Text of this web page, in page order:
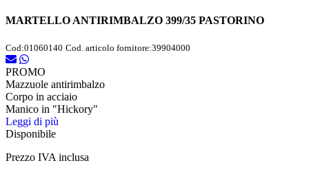
MARTELLO ANTIRIMBALZO 399/35 PASTORINO
Cod:01060140 Cod. articolo fornitore:39904000
PROMO
Mazzuole antirimbalzo
Corpo in acciaio
Manico in "Hickory"
Leggi di più
Disponibile
Prezzo IVA inclusa